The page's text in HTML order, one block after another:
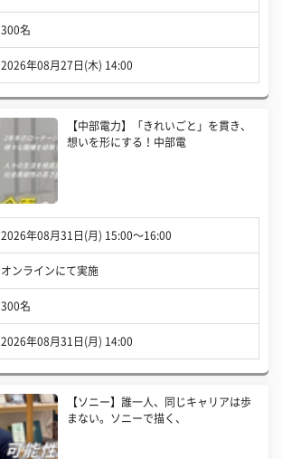
300名
2026年08月27日(木) 14:00
【中部電力】「きれいごと」を貫き、
想いを形にする！中部電
2026年08月31日(月) 15:00〜16:00
オンラインにて実施
300名
2026年08月31日(月) 14:00
【ソニー】誰一人、同じキャリアは歩
まない。ソニーで描く、